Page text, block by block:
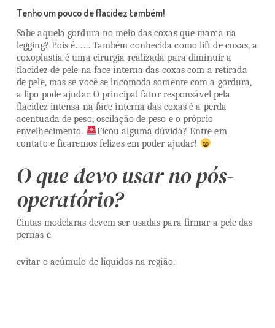
Tenho um pouco de flacidez também!
Sabe aquela gordura no meio das coxas que marca na
legging? Pois é…… Também conhecida como lift de coxas, a
coxoplastia é uma cirurgia realizada para diminuir a
flacidez de pele na face interna das coxas com a retirada
de pele, mas se você se incomoda somente com a gordura,
a lipo pode ajudar. O principal fator responsável pela
flacidez intensa na face interna das coxas é a perda
acentuada de peso, oscilação de peso e o próprio
envelhecimento.
Ficou alguma dúvida? Entre em
contato e ficaremos felizes em poder ajudar!
O que devo usar no pós-
operatório?
Cintas modelaras devem ser usadas para firmar a pele das
pernas e
evitar o acúmulo de líquidos na região.